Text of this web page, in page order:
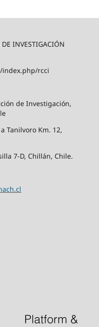
INVESTIGACIÓN
rcci
de Investigación,
Tanilvoro Km. 12,
7-D, Chillán, Chile.